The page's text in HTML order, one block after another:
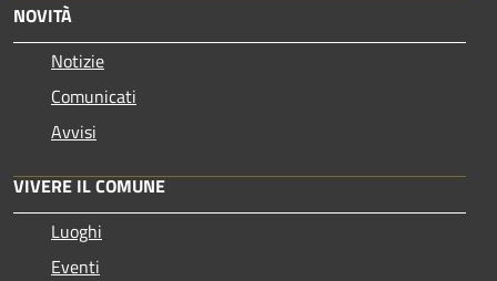
NOVITÀ
Notizie
Comunicati
Avvisi
VIVERE IL COMUNE
Luoghi
Eventi